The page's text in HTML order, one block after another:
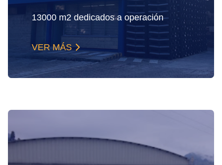
13000 m2 dedicados a operación
VER MÁS